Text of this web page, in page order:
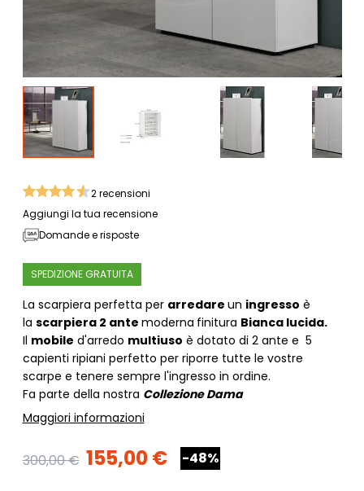
2recensioni
Aggiungi la tua recensione
Domande e risposte
SPEDIZIONE GRATUITA
La scarpiera perfetta per arredare un ingresso è
la scarpiera 2 ante moderna finitura Bianca lucida.
Il mobile d'arredo multiuso è dotato di 2 ante e 5
capienti ripiani perfetto per riporre tutte le vostre
scarpe e tenere sempre l'ingresso in ordine.
Fa parte della nostra Collezione Dama
Maggiori informazioni
300,00 € 155,00 € -48%